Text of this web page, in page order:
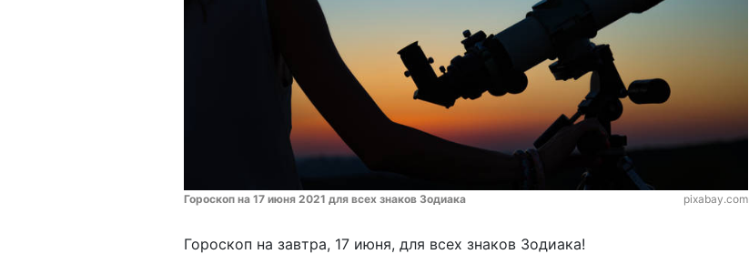
Гороскоп на 17 июня 2021 для всех знаков Зодиака pixabay.com
Гороскоп на завтра, 17 июня, для всех знаков Зодиака!